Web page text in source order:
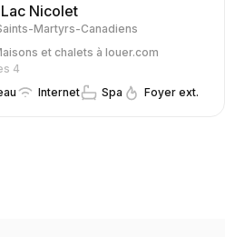
Nicolet
Martyrs-Canadiens
et chalets à louer.com
4
Internet Spa Foyer ext.